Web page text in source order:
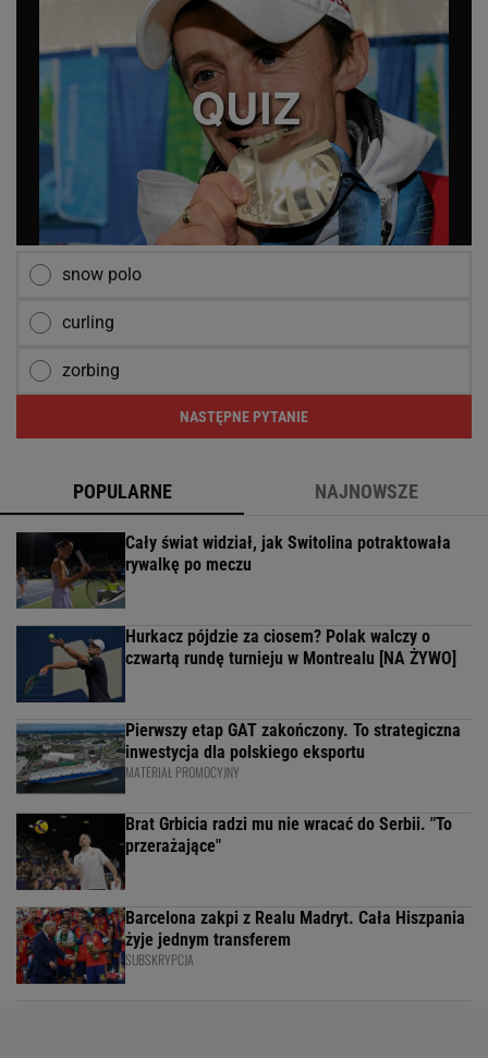
snow polo
curling
zorbing
NASTĘPNE PYTANIE
POPULARNE NAJNOWSZE
Cały świat widział, jak Switolina potraktowała
rywalkę po meczu
Hurkacz pójdzie za ciosem? Polak walczy o
czwartą rundę turnieju w Montrealu [NA ŻYWO]
Pierwszy etap GAT zakończony. To strategiczna
inwestycja dla polskiego eksportu
MATERIAŁ PROMOCYJNY
Brat Grbicia radzi mu nie wracać do Serbii. "To
przerażające"
Barcelona zakpi z Realu Madryt. Cała Hiszpania
żyje jednym transferem
SUBSKRYPCJA